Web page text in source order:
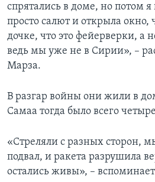
спрятались в доме, но потом я
просто салют и открыла окно,
дочке, что это фейерверки, а
ведь мы уже не в Сирии», –
Марза.
В разгар войны они жили в
Самаа тогда было всего
«Стреляли с разных сторон,
подвал, и ракета разрушила
остались живы», –